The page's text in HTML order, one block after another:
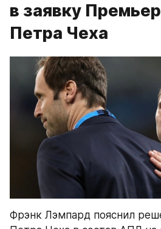
в заявку
Петра Чеха
Фрэнк Лэмпард пояснил